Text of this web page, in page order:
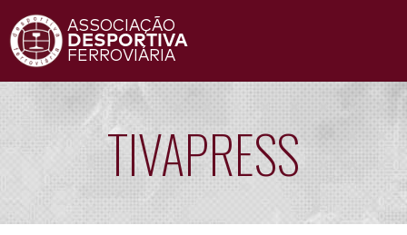
ASSOCIAÇÃO
DESPORTIVA
FERROVIÁRIA
TIVAPRESS